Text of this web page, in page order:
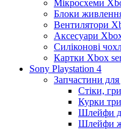
Мікросхеми
Блоки
Вентилятори
Аксесуари
Силіконові
Картки Xbox
Sony Playstation 4
Запчастини
Стіки,
Курки
Шлейфи
Шлейфи